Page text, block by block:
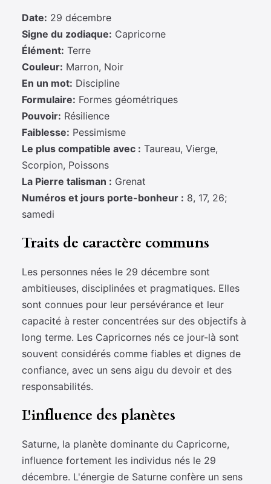
Date: 29 décembre
Signe du zodiaque: Capricorne
Élément: Terre
Couleur: Marron, Noir
En un mot: Discipline
Formulaire: Formes géométriques
Pouvoir: Résilience
Faiblesse: Pessimisme
Le plus compatible avec : Taureau, Vierge,
Scorpion, Poissons
La Pierre talisman : Grenat
Numéros et jours porte-bonheur : 8, 17, 26;
samedi
Traits de caractère communs
Les personnes nées le 29 décembre sont
ambitieuses, disciplinées et pragmatiques. Elles
sont connues pour leur persévérance et leur
capacité à rester concentrées sur des objectifs à
long terme. Les Capricornes nés ce jour-là sont
souvent considérés comme fiables et dignes de
confiance, avec un sens aigu du devoir et des
responsabilités.
L'influence des planètes
Saturne, la planète dominante du Capricorne,
influence fortement les individus nés le 29
décembre. L'énergie de Saturne confère un sens